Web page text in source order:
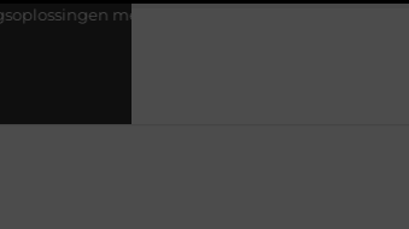
kennis uit de praktijk